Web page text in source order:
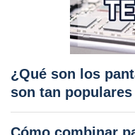
¿Qué son los
son tan